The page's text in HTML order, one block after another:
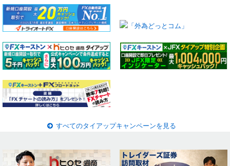
すべてのタイアップキャンペーンを見る